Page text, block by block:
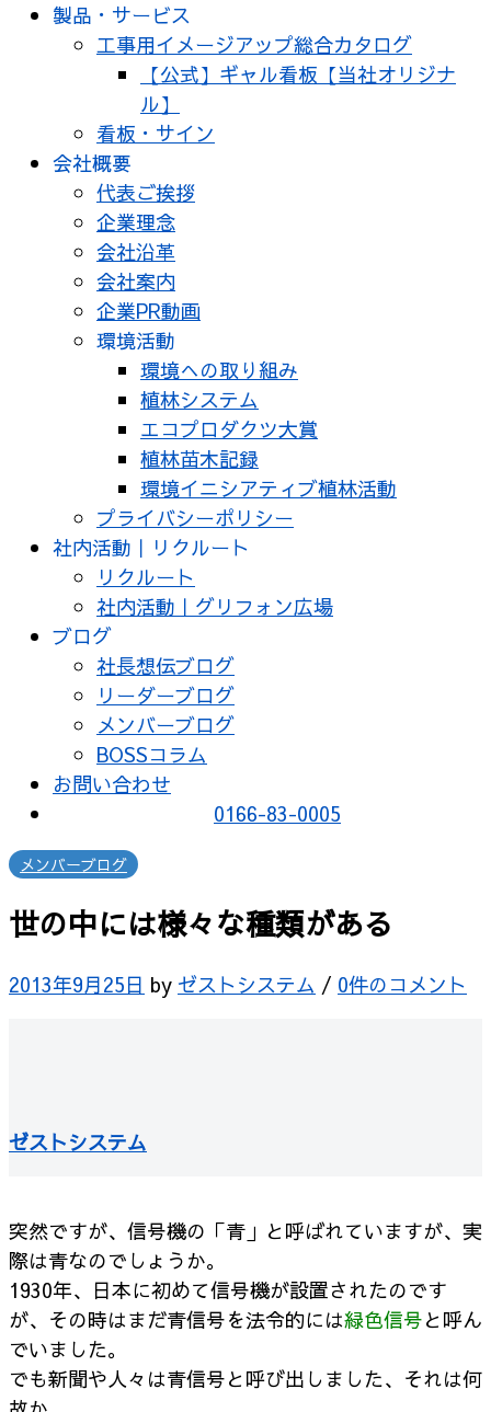
製品・サービス
工事用イメージアップ総合カタログ
【公式】ギャル看板【当社オリジナ
ル】
看板・サイン
会社概要
代表ご挨拶
企業理念
会社沿革
会社案内
企業PR動画
環境活動
環境への取り組み
植林システム
エコプロダクツ大賞
植林苗木記録
環境イニシアティブ植林活動
プライバシーポリシー
社内活動｜リクルート
リクルート
社内活動｜グリフォン広場
ブログ
社長想伝ブログ
リーダーブログ
メンバーブログ
BOSSコラム
お問い合わせ
0166-83-0005
メンバーブログ
世の中には様々な種類がある
2013年9月25日 by ゼストシステム / 0件のコメント
ゼストシステム
突然ですが、信号機の「青」と呼ばれていますが、実
際は青なのでしょうか。
1930年、日本に初めて信号機が設置されたのです
が、その時はまだ青信号を法令的には緑色信号と呼ん
でいました。
でも新聞や人々は青信号と呼び出しました、それは何